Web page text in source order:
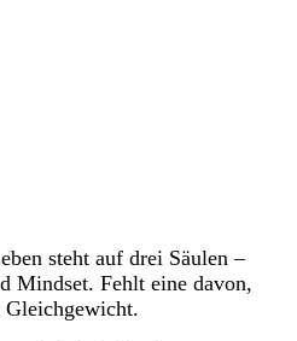
steht auf drei Säulen –
Mindset. Fehlt eine davon,
Gleichgewicht.